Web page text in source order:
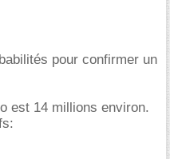
pour confirmer un
est 14 millions environ.